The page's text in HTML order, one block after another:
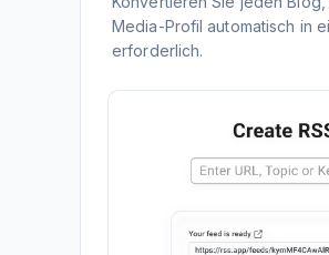
Media-Profil automatisch in
erforderlich.